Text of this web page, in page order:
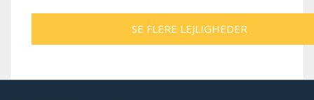
SE FLERE LEJLIGHEDER